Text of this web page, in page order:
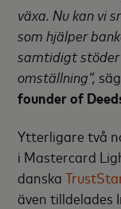
växa. Nu kan vi
som hjälper
samtidigt
omställning”,
founder of
Ytterligare två
i Mastercard
danska
även tilldelades